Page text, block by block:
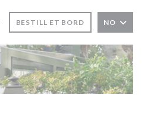
BESTILL ET BORD NO